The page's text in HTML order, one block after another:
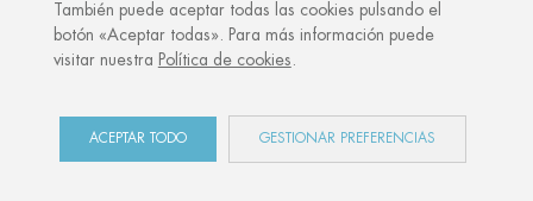
CÔTE BASQUE
También puede aceptar todas las cookies pulsando el
botón «Aceptar todas». Para más información puede
visitar nuestra Política de cookies.
ACEPTAR TODO GESTIONAR PREFERENCIAS